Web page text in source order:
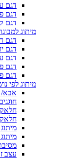
דגם
דגם
דגם
מיתוג
דגם
דגם
דגם
דגם
דגם
מיתוג לפי
עצב